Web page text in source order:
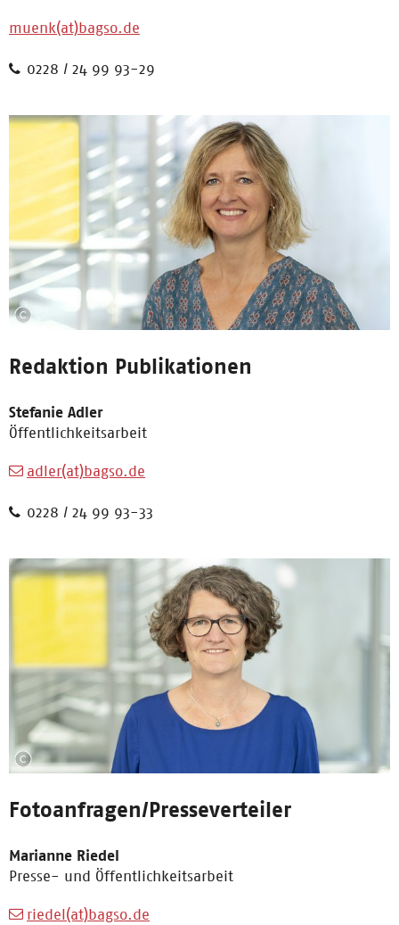
muenk(at)bagso.de
0228 / 24 99 93-29
Redaktion Publikationen
Stefanie Adler
Öffentlichkeitsarbeit
adler(at)bagso.de
0228 / 24 99 93-33
Fotoanfragen/Presseverteiler
Marianne Riedel
Presse- und Öffentlichkeitsarbeit
riedel(at)bagso.de